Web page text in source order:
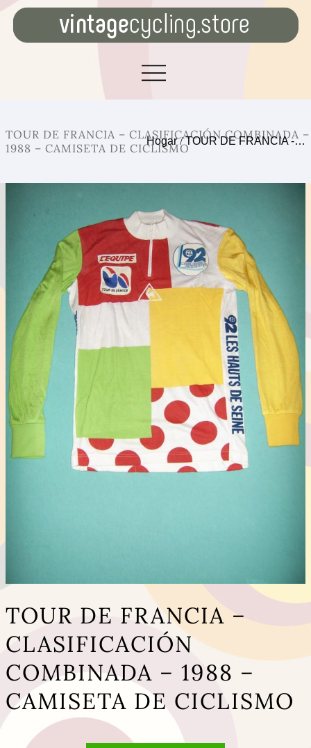
TOUR DE FRANCIA – CLASIFICACIÓN COMBINADA –
1988 – CAMISETA DE CICLISMO
Hogar/TOUR DE FRANCIA -…
TOUR DE FRANCIA –
CLASIFICACIÓN
COMBINADA – 1988 –
CAMISETA DE CICLISMO